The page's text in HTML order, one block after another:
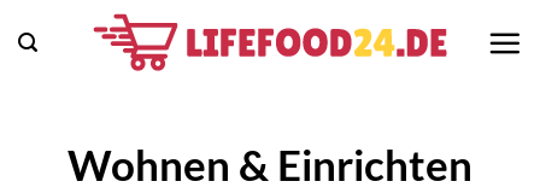
Inhalt
Wohnen & Einrichten